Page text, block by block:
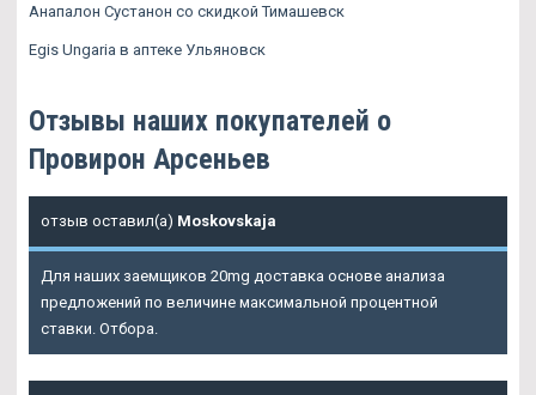
Анапалон Сустанон со скидкой Тимашевск
Egis Ungaria в аптеке Ульяновск
Отзывы наших покупателей о
Провирон Арсеньев
отзыв оставил(а) Moskovskaja
Для наших заемщиков 20mg доставка основе анализа
предложений по величине максимальной процентной
ставки. Отбора.